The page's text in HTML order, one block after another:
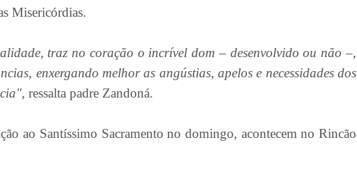
Misericórdias.
traz no coração o incrível dom – desenvolvido ou não –,
enxergando melhor as angústias, apelos e necessidades dos
ressalta padre Zandoná.
ao Santíssimo Sacramento no domingo, acontecem no Rincão